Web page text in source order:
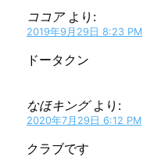
ココア より:
2019年9月29日 8:23 PM
ドータクン
なほキング より:
2020年7月29日 6:12 PM
クラブです